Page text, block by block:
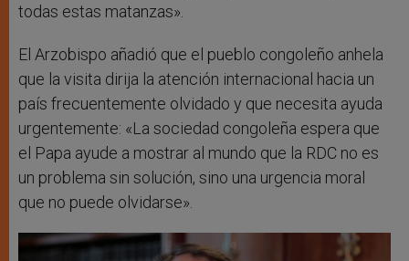
todas estas matanzas».
El Arzobispo añadió que el pueblo congoleño anhela
que la visita dirija la atención internacional hacia un
país frecuentemente olvidado y que necesita ayuda
urgentemente: «La sociedad congoleña espera que
el Papa ayude a mostrar al mundo que la RDC no es
un problema sin solución, sino una urgencia moral
que no puede olvidarse».